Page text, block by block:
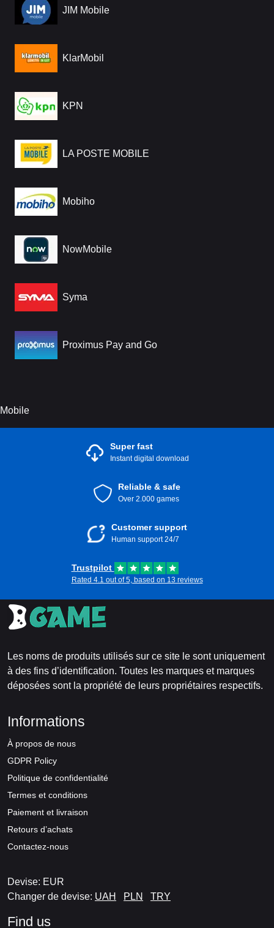
JIM Mobile
KlarMobil
KPN
LA POSTE MOBILE
Mobiho
NowMobile
Syma
Proximus Pay and Go
Mobile
Super fast
Instant digital download
Reliable & safe
Over 2.000 games
Customer support
Human support 24/7
Trustpilot
Rated 4.1 out of 5, based on 13 reviews
Les noms de produits utilisés sur ce site le sont uniquement
à des fins d’identification. Toutes les marques et marques
déposées sont la propriété de leurs propriétaires respectifs.
Informations
À propos de nous
GDPR Policy
Politique de confidentialité
Termes et conditions
Paiement et livraison
Retours d’achats
Contactez-nous
Devise: EUR
Changer de devise: UAH PLN TRY
Find us